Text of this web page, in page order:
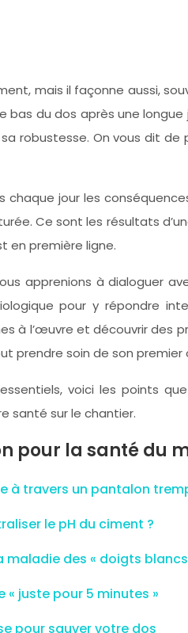
mais il façonne aussi,
du dos après une
robustesse. On vous dit
chaque jour les
Ce sont les résultats
en première ligne.
apprenions à dialoguer
pour y répondre
à l’œuvre et découvrir
prendre soin de son
voici les points
santé sur le chantier.
pour la santé du
à travers un pantalon
le pH du ciment ?
des « doigts blancs
« juste pour 5 minutes »
pour sauver votre dos